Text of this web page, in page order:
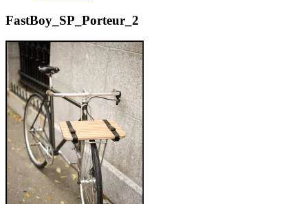
FastBoy_SP_Porteur_2